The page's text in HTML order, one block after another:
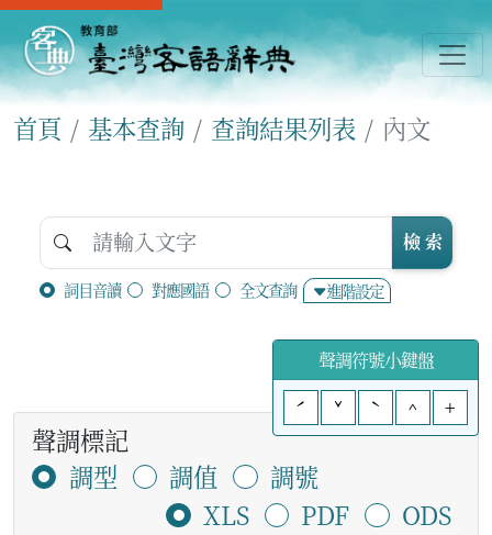
首頁 基本查詢 查詢結果列表 內文
詞目音讀 對應國語 全文查詢 進階設定
檢 索
聲調符號小鍵盤
ˊ
ˇ ˋ ^ +
聲調標記
調型
調值
調號
XLS
PDF
ODS